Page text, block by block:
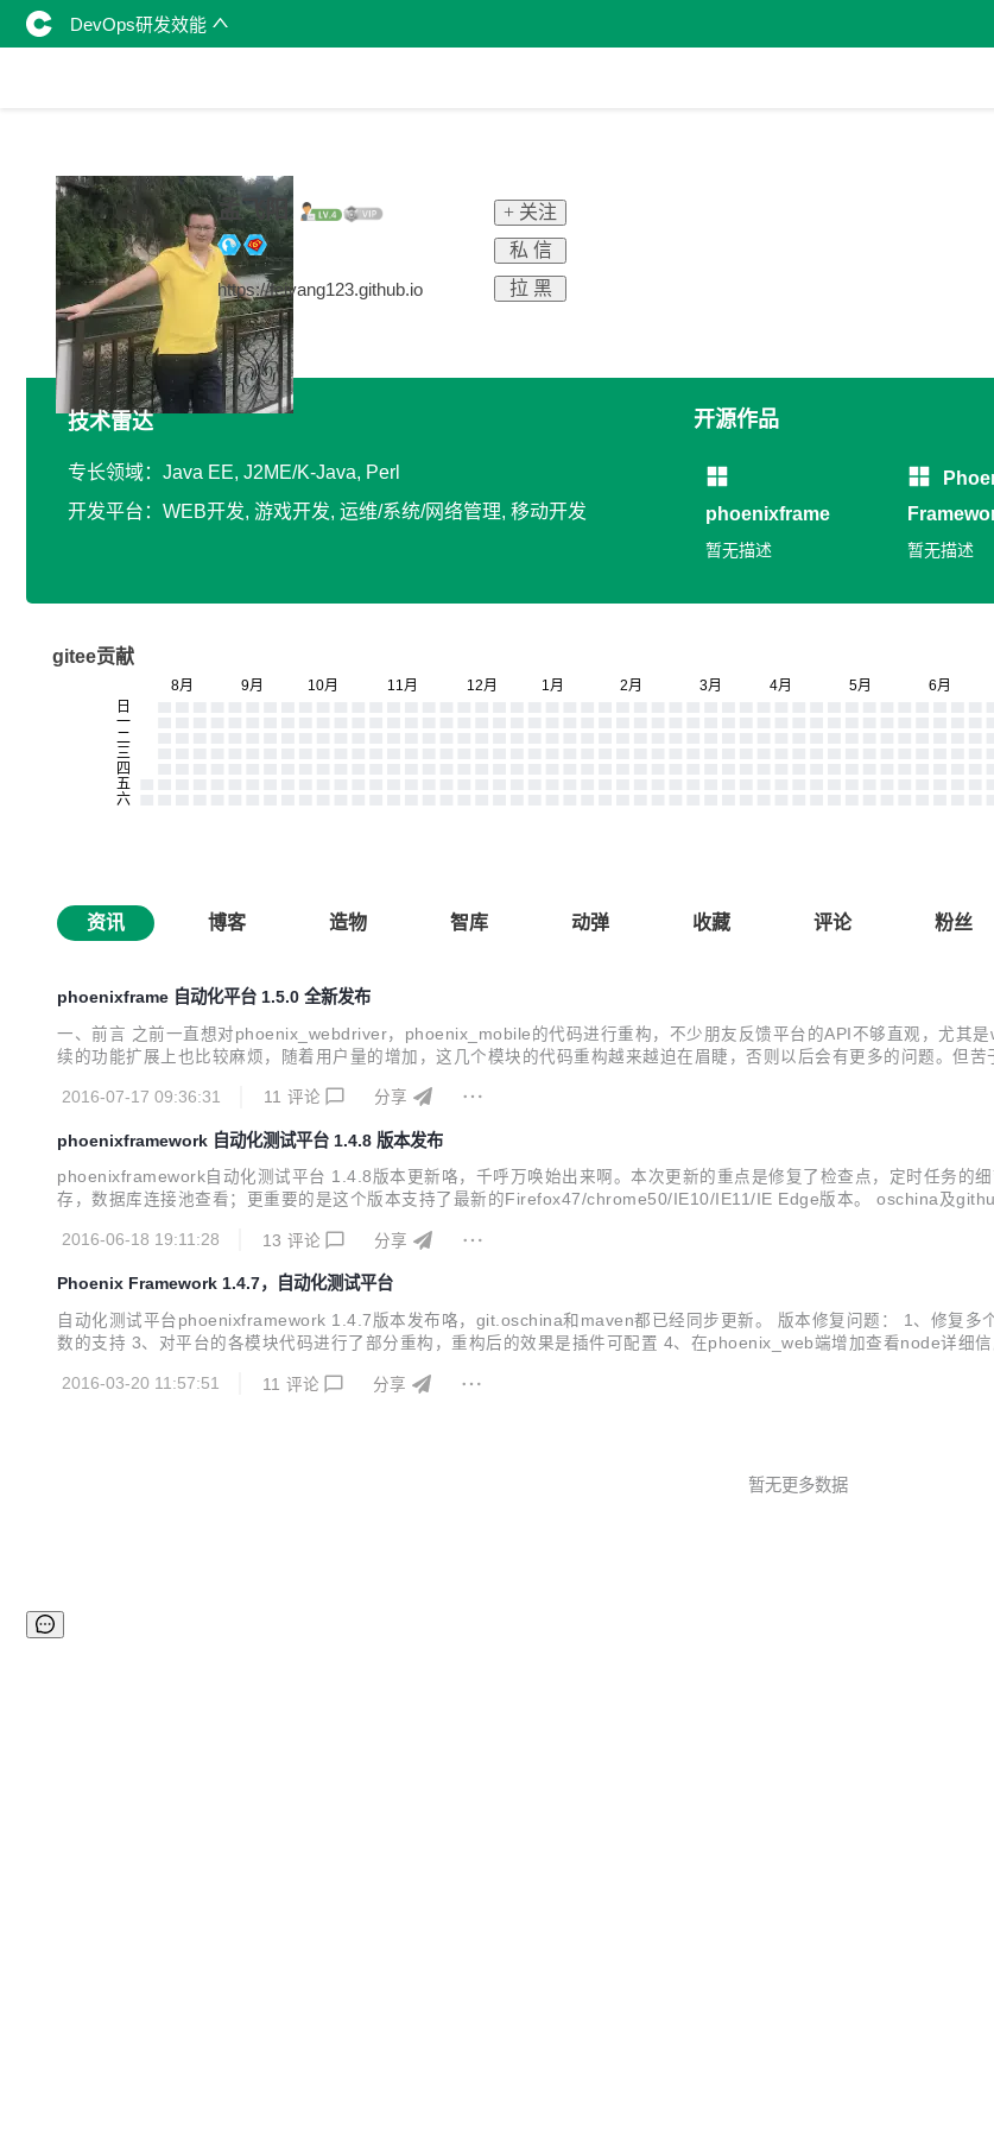
DevOps研发效能
孟飞阳
https://feiyang123.github.io
+ 关注
私 信
拉 黑
技术雷达
专长领域：Java EE, J2ME/K-Java, Perl
开发平台：WEB开发, 游戏开发, 运维/系统/网络管理, 移动开发
开源作品
phoenixframe
暂无描述 暂无描述
gitee贡献
资讯 博客 造物 智库 动弹 收藏 评论 粉丝
phoenixframe 自动化平台 1.5.0 全新发布
一、前言 之前一直想对phoenix_webdriver，phoenix_mobile的代码进行重构，不少朋友反馈平台的API不够直观，尤其
续的功能扩展上也比较麻烦，随着用户量的增加，这几个模块的代码重构越来越迫在眉睫，否则以后会有更多的问题。但
的效果如下： 在dev...
2016-07-17 09:36:31 11 评论 分享
phoenixframework 自动化测试平台 1.4.8 版本发布
phoenixframework自动化测试平台 1.4.8版本更新咯，千呼万唤始出来啊。本次更新的重点是修复了检查点，定时任务的
存，数据库连接池查看；更重要的是这个版本支持了最新的Firefox47/chrome50/IE10/IE11/IE Edge版本。 oschina及
2016-06-18 19:11:28
13 评论 分享
Phoenix Framework 1.4.7，自动化测试平台
自动化测试平台phoenixframework 1.4.7版本发布咯，git.oschina和maven都已经同步更新。 版本修复问题： 1、修复
数的支持 3、对平台的各模块代码进行了部分重构，重构后的效果是插件可配置 4、在phoenix_web端增加查看node详细
2016-03-20 11:57:51
11 评论 分享
暂无更多数据